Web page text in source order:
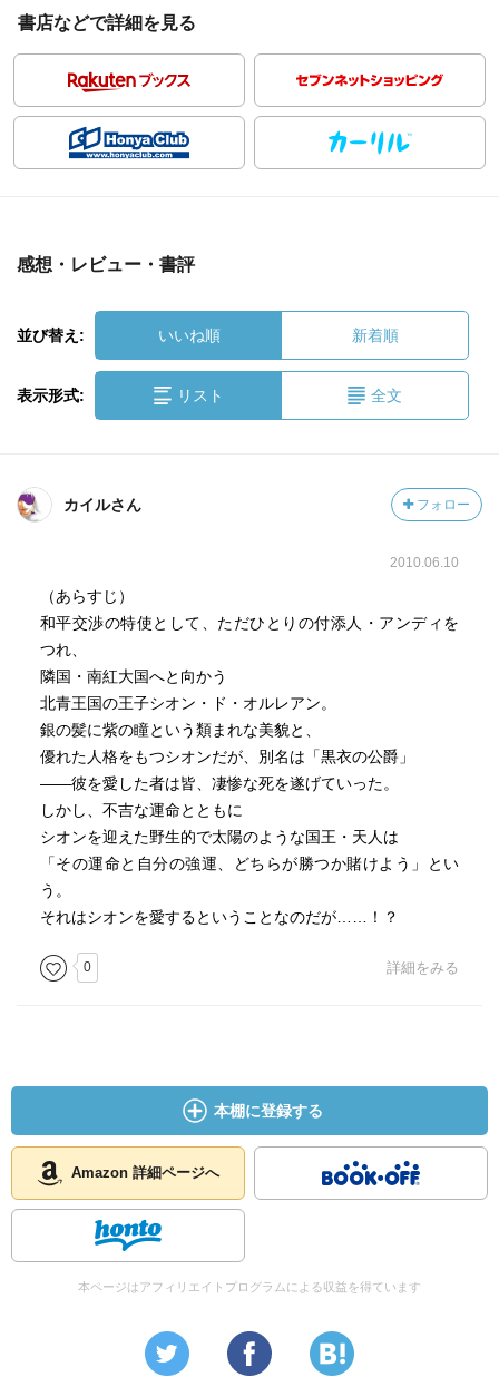
書店などで詳細を見る
感想・レビュー・書評
並び替え: いいね順 新着順
表示形式: リスト 全文
カイルさん フォロー
2010.06.10
（あらすじ）
和平交渉の特使として、ただひとりの付添人・アンディを
つれ、
隣国・南紅大国へと向かう
北青王国の王子シオン・ド・オルレアン。
銀の髪に紫の瞳という類まれな美貌と、
優れた人格をもつシオンだが、別名は「黒衣の公爵」
――彼を愛した者は皆、凄惨な死を遂げていった。
しかし、不吉な運命とともに
シオンを迎えた野生的で太陽のような国王・天人は
「その運命と自分の強運、どちらが勝つか賭けよう」とい
う。
それはシオンを愛するということなのだが……！？
0 詳細をみる
本棚に登録する
Amazon 詳細ページへ
本ページはアフィリエイトプログラムによる収益を得ています